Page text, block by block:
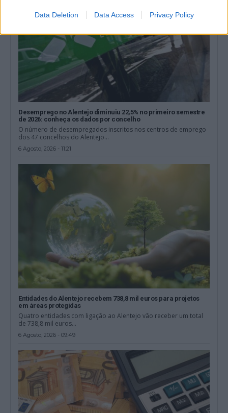
Data Deletion Data Access Privacy Policy
Desemprego no Alentejo diminuiu 22,5% no primeiro semestre
de 2026: conheça os dados por concelho
O número de desempregados inscritos nos centros de emprego
dos 47 concelhos do Alentejo...
6 Agosto, 2026 - 11:21
Entidades do Alentejo recebem 738,8 mil euros para projetos
em áreas protegidas
Quatro entidades com ligação ao Alentejo vão receber um total
de 738,8 mil euros...
6 Agosto, 2026 - 09:49